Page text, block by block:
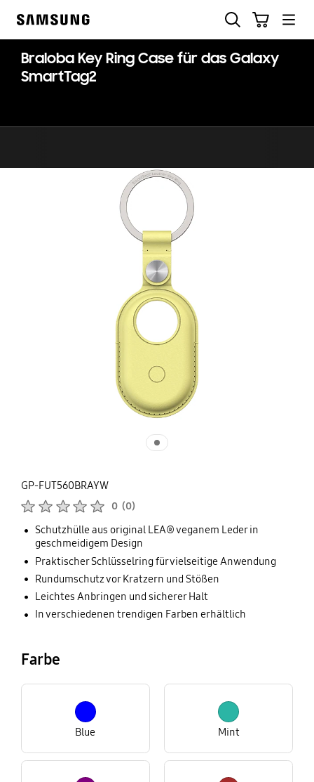
Braloba Key Ring Case für das Galaxy
SmartTag2
GP-FUT560BRAYW
0 (0)
Schutzhülle aus original LEA® veganem Leder in
geschmeidigem Design
Praktischer Schlüsselring für vielseitige Anwendung
Rundumschutz vor Kratzern und Stößen
Leichtes Anbringen und sicherer Halt
In verschiedenen trendigen Farben erhältlich
Farbe
Blue Mint